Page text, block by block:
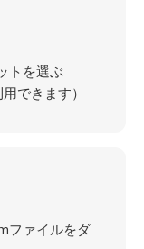
トを選ぶ
できます）
ファイルをダ